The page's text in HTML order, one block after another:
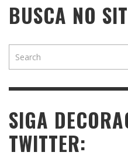
BUSCA NO
SIGA
TWITTER: